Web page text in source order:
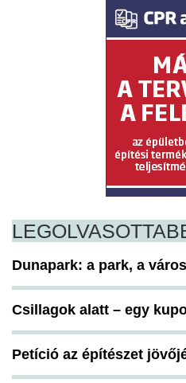
Dunapark: a park, a
Csillagok alatt – egy
Petíció az építészet